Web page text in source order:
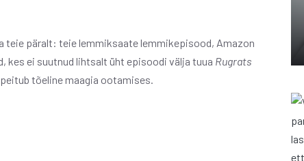
teie päralt: teie lemmiksaate lemmikepisood, Amazon
kes ei suutnud lihtsalt üht episoodi välja tuua Rugrats
tõeline maagia ootamises.